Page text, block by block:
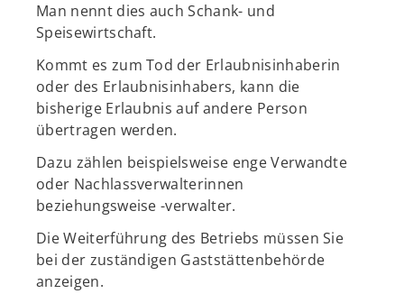
Man nennt dies auch Schank- und
Speisewirtschaft.
Kommt es zum Tod der Erlaubnisinhaberin
oder des Erlaubnisinhabers, kann die
bisherige Erlaubnis auf andere Person
übertragen werden.
Dazu zählen beispielsweise enge Verwandte
oder Nachlassverwalterinnen
beziehungsweise -verwalter.
Die Weiterführung des Betriebs müssen Sie
bei der zuständigen Gaststättenbehörde
anzeigen.